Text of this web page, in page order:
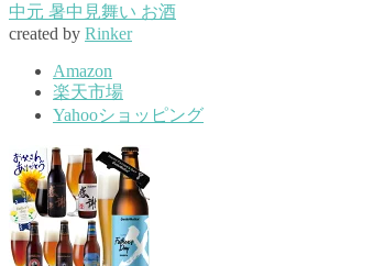
中元 暑中見舞い お酒
created by Rinker
Amazon
楽天市場
Yahooショッピング